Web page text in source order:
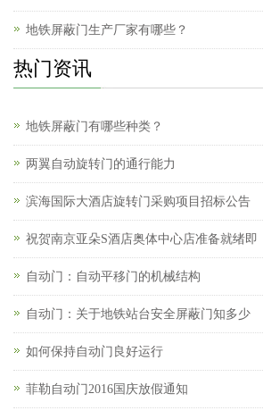
地铁屏蔽门生产厂家有哪些？
热门资讯
地铁屏蔽门有哪些种类？
两翼自动旋转门的通行能力
滨海国际大酒店旋转门采购项目招标公告
祝贺南京亚朵S酒店奥体中心店准备就绪即
自动门：自动平移门的机械结构
自动门：关于地铁站台安全屏蔽门知多少
如何保持自动门良好运行
菲勒自动门2016国庆放假通知